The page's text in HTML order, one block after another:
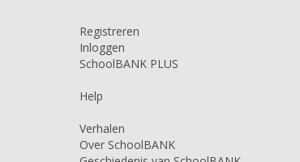
Registreren
Inloggen
SchoolBANK PLUS
Help
Verhalen
Over SchoolBANK